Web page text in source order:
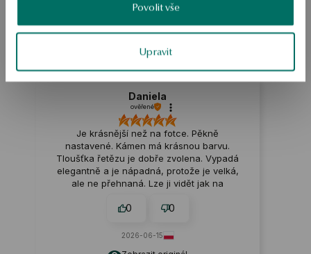
Povolit vše
Upravit
5.0
Založeno na
7hodnocení
Daniela
ověřené
Je krásnější než na fotce. Pěkně
nastavené. Kámen má krásnou barvu.
Tloušťka řetězu je dobře zvolena. Vypadá
elegantně a je nápadná, protože je velká,
ale ne přehnaná. Lze ji vidět jak na
halence nebo roláku. Udělal jsem skvělou
0 0
2026-06-15